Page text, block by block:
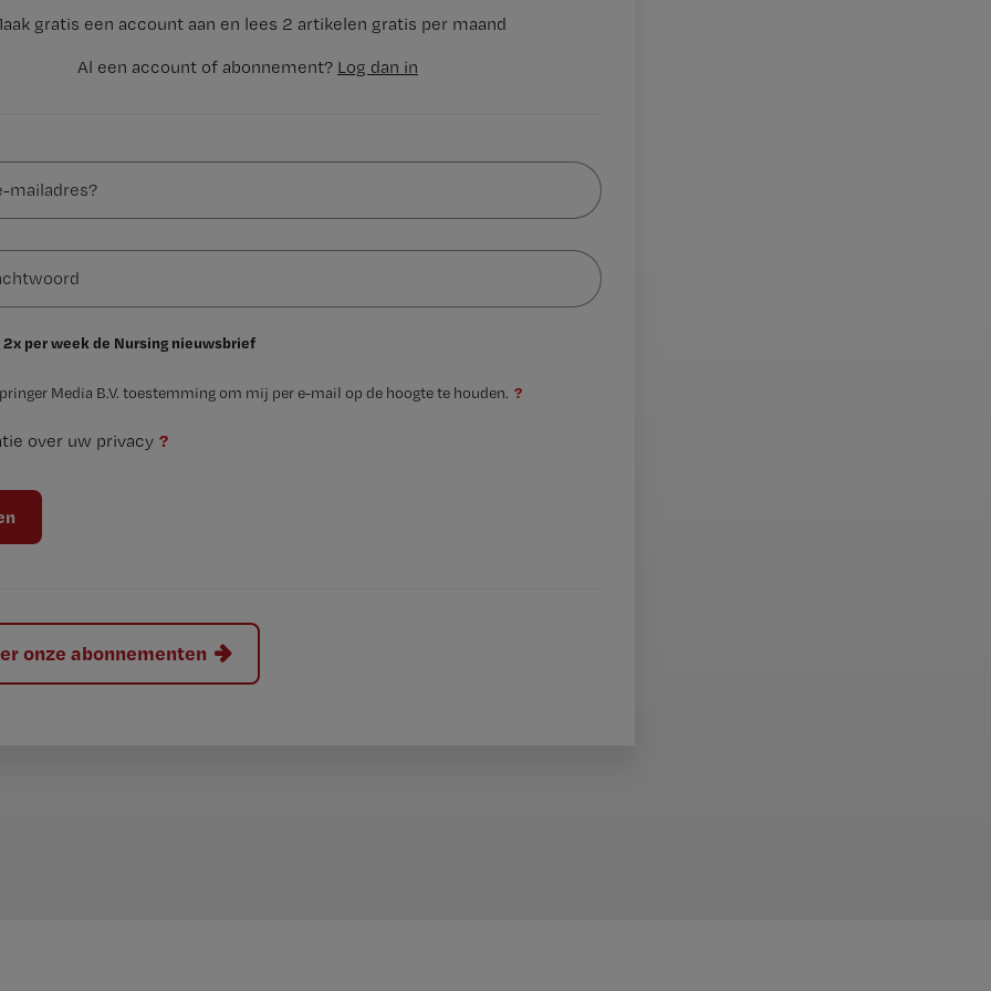
gratis een account aan en lees 2 artikelen gratis per maand
Al een account of abonnement? Log dan in
2x per week de Nursing nieuwsbrief
Media B.V. toestemming om mij per e-mail op de hoogte te houden. ?
over uw privacy ?
onze abonnementen